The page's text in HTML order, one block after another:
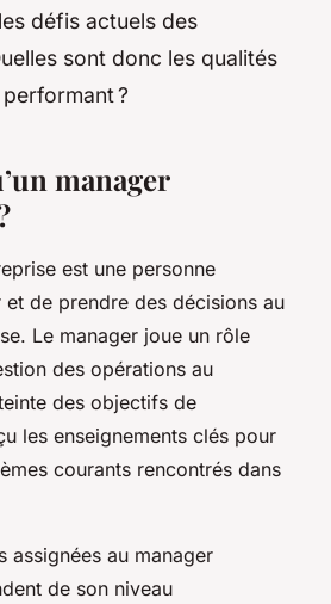
défis actuels des
sont donc les qualités
performant ?
manager
est une personne
de prendre des décisions au
Le manager joue un rôle
des opérations au
des objectifs de
les enseignements clés pour
courants rencontrés dans
assignées au manager
de son niveau